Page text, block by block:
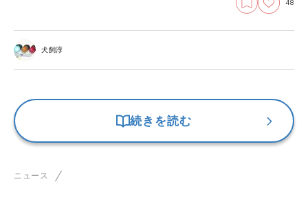
48
犬飼淳
続きを読む
ニュース